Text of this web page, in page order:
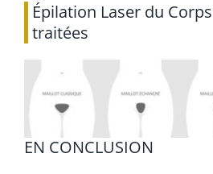
Épilation Laser du
traitées
EN CONCLUSION